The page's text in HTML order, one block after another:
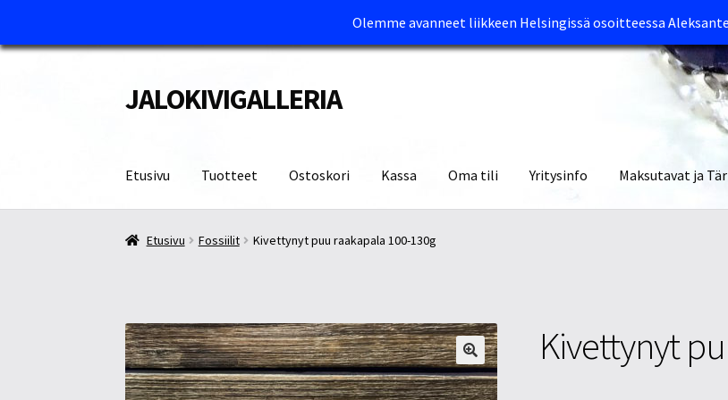
Olemme avanneet liikkeen Helsingissä osoitteessa
Siirry
navigointiin
Siirry
sisältöön
JALOKIVIGALLERIA
Etusivu Tuotteet Ostoskori Kassa Oma tili Yritysinfo Maksutavat ja
Etusivu Kassa Maksutavat ja Tärkeää tietää Myymälät
Etusivu Fossiilit Kivettynyt puu raakapala 100-130g
Kivettynyt